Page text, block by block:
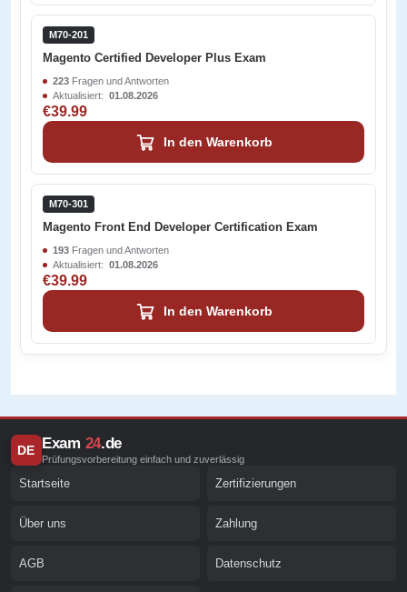
M70-201
Magento Certified Developer Plus Exam
223 Fragen und Antworten
Aktualisiert: 01.08.2026
€39.99
In den Warenkorb
M70-301
Magento Front End Developer Certification Exam
193 Fragen und Antworten
Aktualisiert: 01.08.2026
€39.99
In den Warenkorb
DE Exam 24.de
Prüfungsvorbereitung einfach und zuverlässig
Startseite Zertifizierungen
Über uns Zahlung
AGB Datenschutz